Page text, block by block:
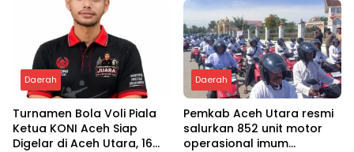
Daerah
Turnamen Bola Voli Piala
Ketua KONI Aceh Siap
Digelar di Aceh Utara, 16
Daerah
Pemkab Aceh Utara resmi
salurkan 852 unit motor
operasional imum